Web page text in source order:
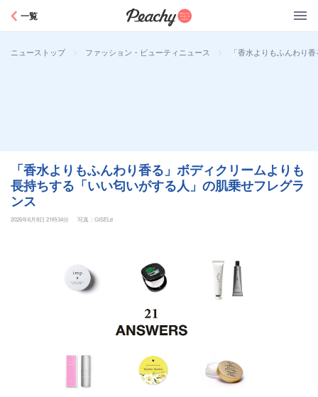
一覧
ニューストップ > ファッション・ビューティニュース > 「香水よりもふんわり
「香水よりもふんわり香る」ボディクリームよりも
長持ちする「いい匂いがする人」の肌乗せフレグラ
ンス
2026年6月8日 21時34分 写真：GISELe